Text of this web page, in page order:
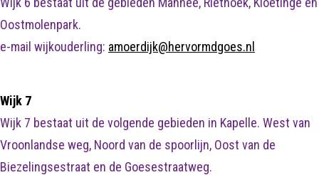
Oostmolenpark.
e-mail wijkouderling: amoerdijk@hervormdgoes.nl
Wijk 7
Wijk 7 bestaat uit de volgende gebieden in Kapelle. West van
Vroonlandse weg, Noord van de spoorlijn, Oost van de
Biezelingsestraat en de Goesestraatweg.